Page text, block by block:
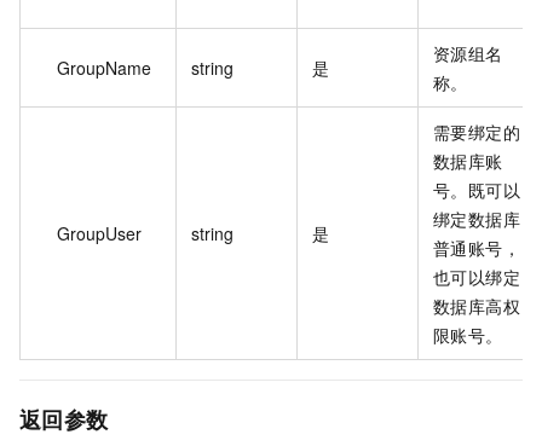
GroupName string 是
资源组名
称。
GroupUser string 是
需要绑定的
数据库账
号。既可以
绑定数据库
普通账号，
也可以绑定
数据库高权
限账号。
返回参数